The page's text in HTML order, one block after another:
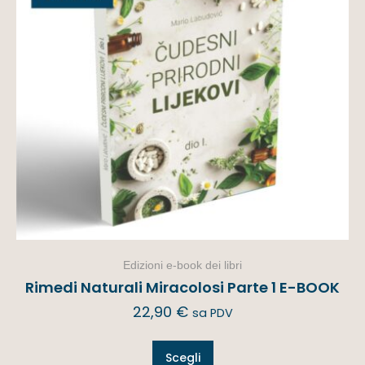
Edizioni e-book dei libri
Rimedi Naturali Miracolosi Parte 1 E-BOOK
22,90 € sa PDV
Scegli